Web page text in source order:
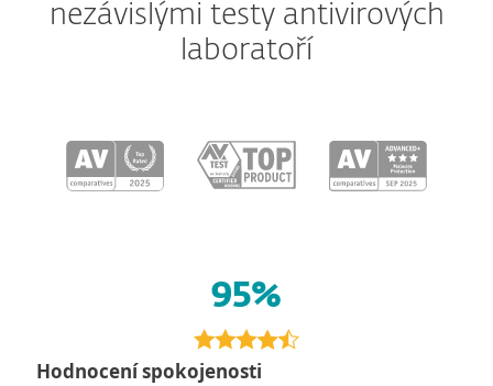
nezávislými testy antivirových
laboratoří
95%
Hodnocení spokojenosti